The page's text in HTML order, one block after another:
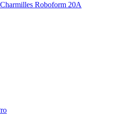
Roboform 20A